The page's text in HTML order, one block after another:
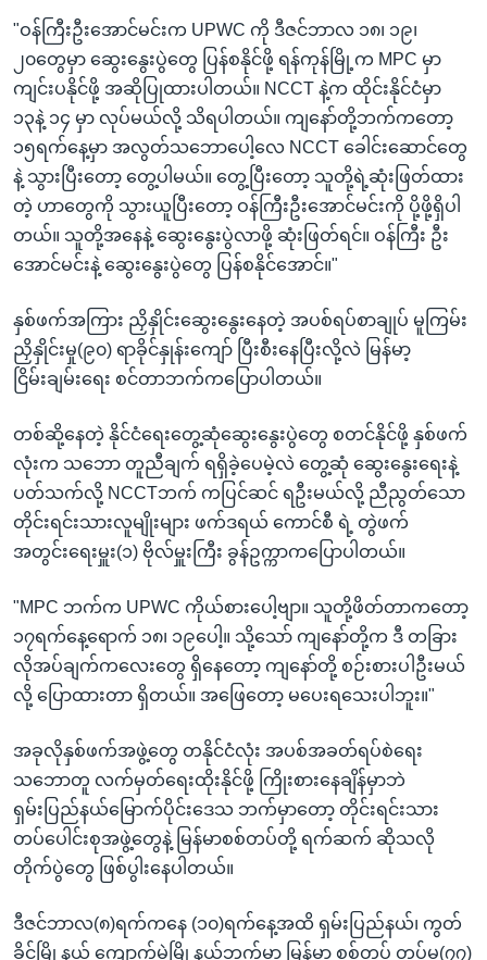
"ဝန်ကြီးဦးအောင်မင်းက UPWC ကို ဒီဇင်ဘာလ ၁၈၊ ၁၉၊
၂၀တွေမှာ ဆွေးနွေးပွဲတွေ ပြန်စနိုင်ဖို့ ရန်ကုန်မြို့က MPC မှာ
ကျင်းပနိုင်ဖို့ အဆိုပြုထားပါတယ်။ NCCT နဲ့က ထိုင်းနိုင်ငံမှာ
၁၃နဲ့ ၁၄ မှာ လုပ်မယ်လို့ သိရပါတယ်။ ကျနော်တို့ဘက်ကတော့
၁၅ရက်နေ့မှာ အလွတ်သဘောပေါ့လေ NCCT ခေါင်းဆောင်တွေ
နဲ့ သွားပြီးတော့ တွေ့ပါမယ်။ တွေ့ပြီးတော့ သူတို့ရဲ့ဆုံးဖြတ်ထား
တဲ့ ဟာတွေကို သွားယူပြီးတော့ ဝန်ကြီးဦးအောင်မင်းကို ပို့ဖို့ရှိပါ
တယ်။ သူတို့အနေနဲ့ ဆွေးနွေးပွဲလာဖို့ ဆုံးဖြတ်ရင်။ ဝန်ကြီး ဦး
အောင်မင်းနဲ့ ဆွေးနွေးပွဲတွေ ပြန်စနိုင်အောင်။"
နှစ်ဖက်အကြား ညှိနှိုင်းဆွေးနွေးနေတဲ့ အပစ်ရပ်စာချုပ် မူကြမ်း
ညှိနှိုင်းမှု(၉၀) ရာခိုင်နှုန်းကျော် ပြီးစီးနေပြီးလို့လဲ မြန်မာ့
ငြိမ်းချမ်းရေး စင်တာဘက်ကပြောပါတယ်။
တစ်ဆို့နေတဲ့ နိုင်ငံရေးတွေ့ဆုံဆွေးနွေးပွဲတွေ စတင်နိုင်ဖို့ နှစ်ဖက်
လုံးက သဘော တူညီချက် ရရှိခဲ့ပေမဲ့လဲ တွေ့ဆုံ ဆွေးနွေးရေးနဲ့
ပတ်သက်လို့ NCCTဘက် ကပြင်ဆင် ရဦးမယ်လို့ ညီညွတ်သော
တိုင်းရင်းသားလူမျိုးများ ဖက်ဒရယ် ကောင်စီ ရဲ့ တွဲဖက်
အတွင်းရေးမှူး(၁) ဗိုလ်မှူးကြီး ခွန်ဥက္ကာကပြောပါတယ်။
"MPC ဘက်က UPWC ကိုယ်စားပေါ့ဗျာ။ သူတို့ဖိတ်တာကတော့
၁၇ရက်နေ့ရောက် ၁၈၊ ၁၉ပေါ့။ သို့သော် ကျနော်တို့က ဒီ တခြား
လိုအပ်ချက်ကလေးတွေ ရှိနေတော့ ကျနော်တို့ စဉ်းစားပါဦးမယ်
လို့ ပြောထားတာ ရှိတယ်။ အဖြေတော့ မပေးရသေးပါဘူး။"
အခုလိုနှစ်ဖက်အဖွဲ့တွေ တနိုင်ငံလုံး အပစ်အခတ်ရပ်စဲရေး
သဘောတူ လက်မှတ်ရေးထိုးနိုင်ဖို့ ကြိုးစားနေချိန်မှာဘဲ
ရှမ်းပြည်နယ်မြောက်ပိုင်းဒေသ ဘက်မှာတော့ တိုင်းရင်းသား
တပ်ပေါင်းစုအဖွဲ့တွေနဲ့ မြန်မာစစ်တပ်တို့ ရက်ဆက် ဆိုသလို
တိုက်ပွဲတွေ ဖြစ်ပွါးနေပါတယ်။
ဒီဇင်ဘာလ(၈)ရက်ကနေ (၁၀)ရက်နေ့အထိ ရှမ်းပြည်နယ်၊ ကွတ်
ခိုင်မြို့နယ် ကျောက်မဲမြို့နယ်ဘက်မှာ မြန်မာ စစ်တပ် တပ်မ(၇၇)